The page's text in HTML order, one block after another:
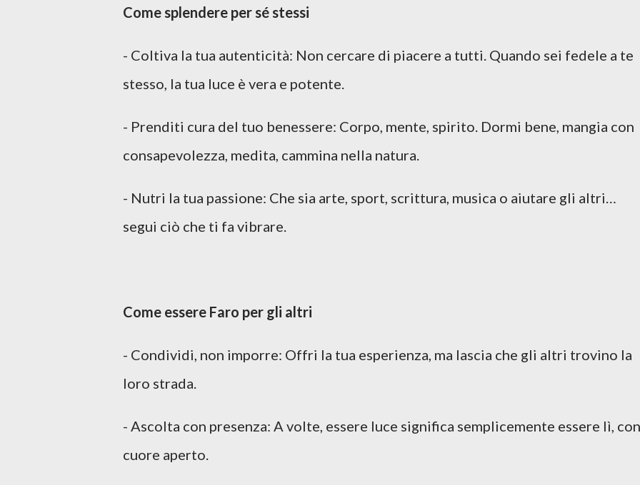
Come splendere per sé stessi
- Coltiva la tua autenticità: Non cercare di piacere a tutti. Quando sei fedele a te
stesso, la tua luce è vera e potente.
- Prenditi cura del tuo benessere: Corpo, mente, spirito. Dormi bene, mangia con
consapevolezza, medita, cammina nella natura.
- Nutri la tua passione: Che sia arte, sport, scrittura, musica o aiutare gli altri…
segui ciò che ti fa vibrare.
Come essere Faro per gli altri
- Condividi, non imporre: Offri la tua esperienza, ma lascia che gli altri trovino la
loro strada.
- Ascolta con presenza: A volte, essere luce significa semplicemente essere lì, con
cuore aperto.